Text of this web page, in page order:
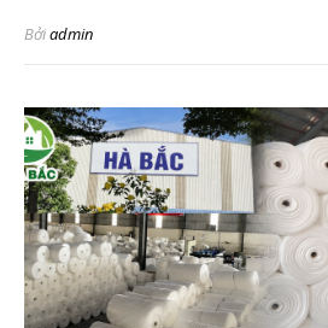
Bởiadmin